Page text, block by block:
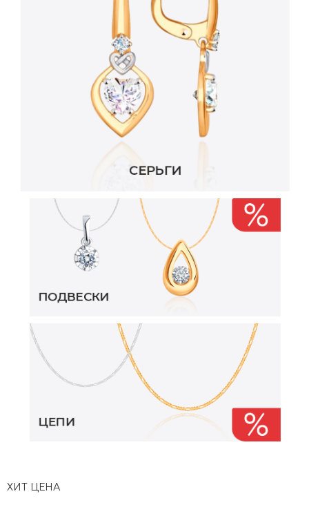
ХИТ ЦЕНА